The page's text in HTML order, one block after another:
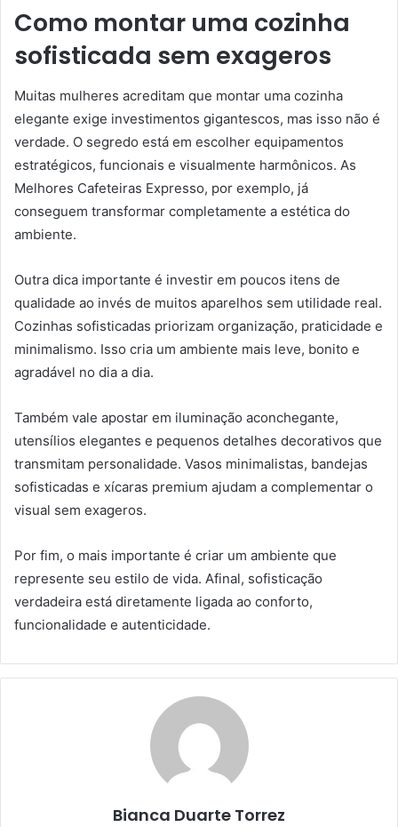
Como montar uma cozinha
sofisticada sem exageros
Muitas mulheres acreditam que montar uma cozinha
elegante exige investimentos gigantescos, mas isso não é
verdade. O segredo está em escolher equipamentos
estratégicos, funcionais e visualmente harmônicos. As
Melhores Cafeteiras Expresso, por exemplo, já
conseguem transformar completamente a estética do
ambiente.
Outra dica importante é investir em poucos itens de
qualidade ao invés de muitos aparelhos sem utilidade real.
Cozinhas sofisticadas priorizam organização, praticidade e
minimalismo. Isso cria um ambiente mais leve, bonito e
agradável no dia a dia.
Também vale apostar em iluminação aconchegante,
utensílios elegantes e pequenos detalhes decorativos que
transmitam personalidade. Vasos minimalistas, bandejas
sofisticadas e xícaras premium ajudam a complementar o
visual sem exageros.
Por fim, o mais importante é criar um ambiente que
represente seu estilo de vida. Afinal, sofisticação
verdadeira está diretamente ligada ao conforto,
funcionalidade e autenticidade.
Bianca Duarte Torrez